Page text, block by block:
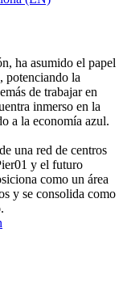
ha asumido el papel
potenciando la
de trabajar en
inmerso en la
a la economía azul.
una red de centros
y el futuro
como un área
y se consolida como